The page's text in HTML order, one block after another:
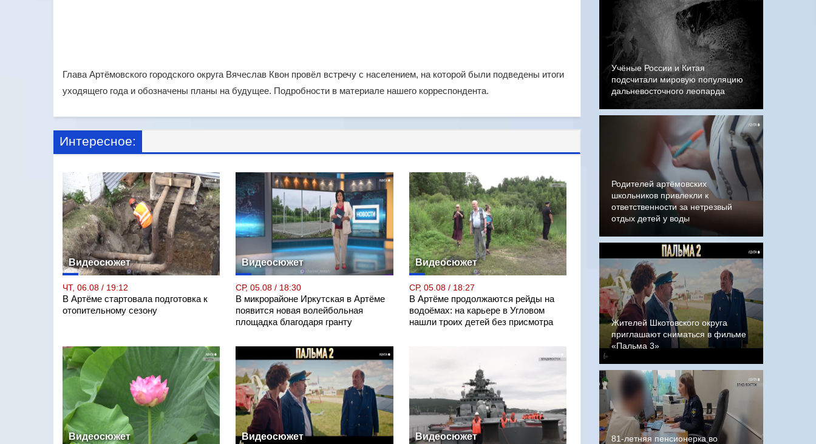
Глава Артёмовского городского округа Вячеслав Квон провёл встречу с населением, на которой были подведены итоги
уходящего года и обозначены планы на будущее. Подробности в материале нашего корреспондента.
Интересное:
Видеосюжет
ЧТ, 06.08 / 19:12
В Артёме стартовала подготовка к
отопительному сезону
Видеосюжет
СР, 05.08 / 18:30
В микрорайоне Иркутская в Артёме
появится новая волейбольная
площадка благодаря гранту
Видеосюжет
СР, 05.08 / 18:27
В Артёме продолжаются рейды на
водоёмах: на карьере в Угловом
нашли троих детей без присмотра
Видеосюжет Видеосюжет Видеосюжет
Учёные России и Китая
подсчитали мировую популяцию
дальневосточного леопарда
Родителей артёмовских
школьников привлекли к
ответственности за нетрезвый
отдых детей у воды
Жителей Шкотовского округа
приглашают сниматься в фильме
«Пальма 3»
81-летняя пенсионерка во